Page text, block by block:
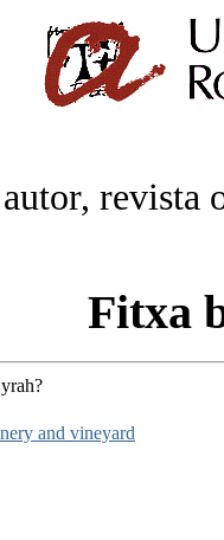
revista
Fitxa
and vineyard